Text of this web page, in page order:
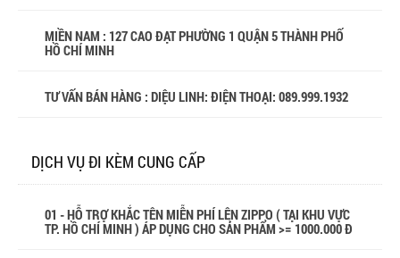
MIỀN NAM : 127 CAO ĐẠT PHƯỜNG 1 QUẬN 5 THÀNH PHỐ
HỒ CHÍ MINH
TƯ VẤN BÁN HÀNG : DIỆU LINH: ĐIỆN THOẠI: 089.999.1932
DỊCH VỤ ĐI KÈM CUNG CẤP
01 - HỖ TRỢ KHẮC TÊN MIỄN PHÍ LÊN ZIPPO ( TẠI KHU VỰC
TP. HỒ CHÍ MINH ) ÁP DỤNG CHO SẢN PHẨM >= 1000.000 Đ